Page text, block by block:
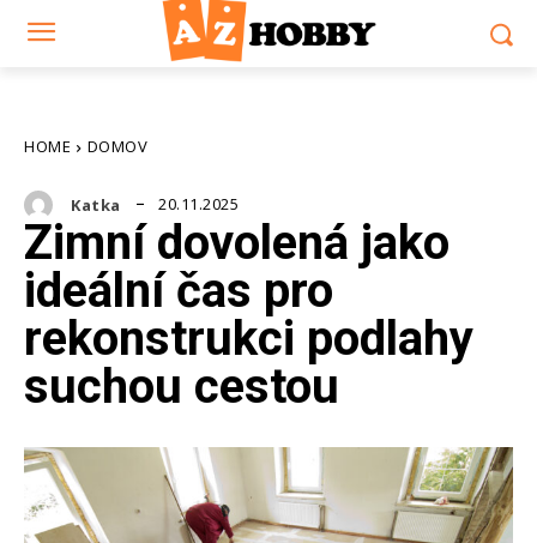
HOME DOMOV
Katka 20.11.2025
Zimní dovolená jako
ideální čas pro
rekonstrukci podlahy
suchou cestou